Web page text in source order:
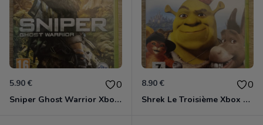
5.90 € 0
Sniper Ghost Warrior Xbox 360
8.90 € 0
Shrek Le Troisième Xbox 360